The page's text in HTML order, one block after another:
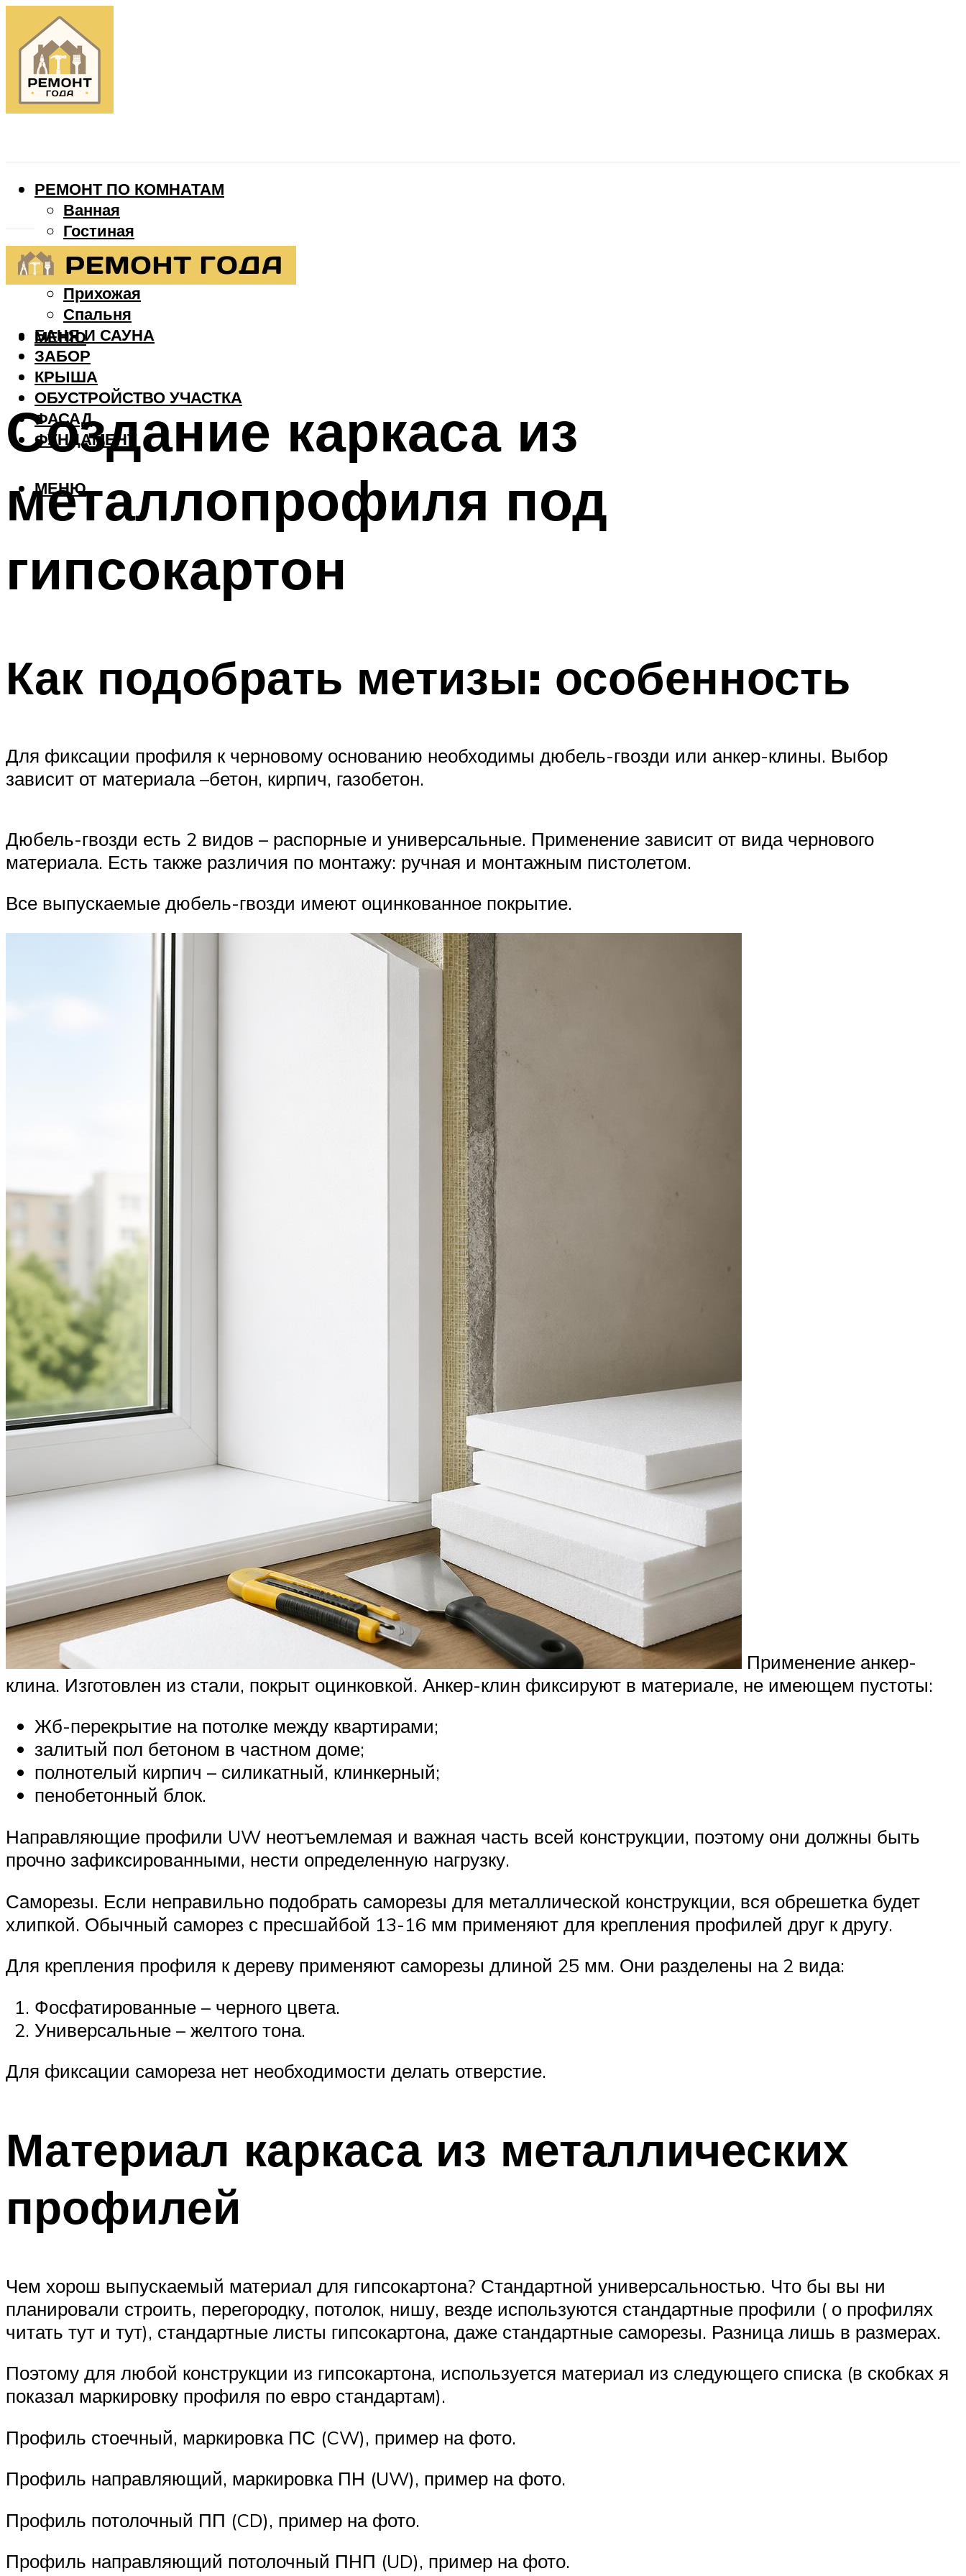
РЕМОНТ ПО КОМНАТАМ
Ванная
Гостиная
Детская
Кухня
Прихожая
Спальня
БАНЯ И САУНА
ЗАБОР
КРЫША
ОБУСТРОЙСТВО УЧАСТКА
ФАСАД
ФУНДАМЕНТ
МЕНЮ
МЕНЮ
Создание каркаса из
металлопрофиля под
гипсокартон
Как подобрать метизы: особенность
Для фиксации профиля к черновому основанию необходимы дюбель-гвозди или анкер-клины. Выбор
зависит от материала –бетон, кирпич, газобетон.
Дюбель-гвозди есть 2 видов – распорные и универсальные. Применение зависит от вида чернового
материала. Есть также различия по монтажу: ручная и монтажным пистолетом.
Все выпускаемые дюбель-гвозди имеют оцинкованное покрытие.
Применение анкер-
клина. Изготовлен из стали, покрыт оцинковкой. Анкер-клин фиксируют в материале, не имеющем пустоты:
Жб-перекрытие на потолке между квартирами;
залитый пол бетоном в частном доме;
полнотелый кирпич – силикатный, клинкерный;
пенобетонный блок.
Направляющие профили UW неотъемлемая и важная часть всей конструкции, поэтому они должны быть
прочно зафиксированными, нести определенную нагрузку.
Саморезы. Если неправильно подобрать саморезы для металлической конструкции, вся обрешетка будет
хлипкой. Обычный саморез с пресшайбой 13-16 мм применяют для крепления профилей друг к другу.
Для крепления профиля к дереву применяют саморезы длиной 25 мм. Они разделены на 2 вида:
Фосфатированные – черного цвета.
Универсальные – желтого тона.
Для фиксации самореза нет необходимости делать отверстие.
Материал каркаса из металлических
профилей
Чем хорош выпускаемый материал для гипсокартона? Стандартной универсальностью. Что бы вы ни
планировали строить, перегородку, потолок, нишу, везде используются стандартные профили ( о профилях
читать тут и тут), стандартные листы гипсокартона, даже стандартные саморезы. Разница лишь в размерах.
Поэтому для любой конструкции из гипсокартона, используется материал из следующего списка (в скобках я
показал маркировку профиля по евро стандартам).
Профиль стоечный, маркировка ПС (CW), пример на фото.
Профиль направляющий, маркировка ПН (UW), пример на фото.
Профиль потолочный ПП (CD), пример на фото.
Профиль направляющий потолочный ПНП (UD), пример на фото.